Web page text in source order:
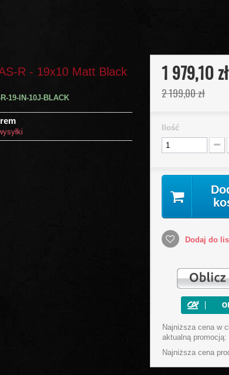
R - 19x10 Matt Black
19-IN-10J-BLACK
1 979,10 zł
2 199,00 zł
Ilość
Dodaj do
Najniższa cena w
aktualną promocją:
Najniższa cena